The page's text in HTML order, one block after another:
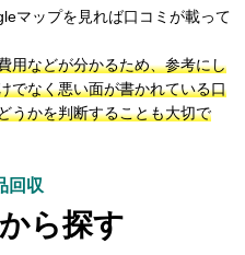
マップを見れば口コミが載って
用などが分かるため、参考にし
でなく悪い面が書かれている口
うかを判断することも大切で
回収
ら探す